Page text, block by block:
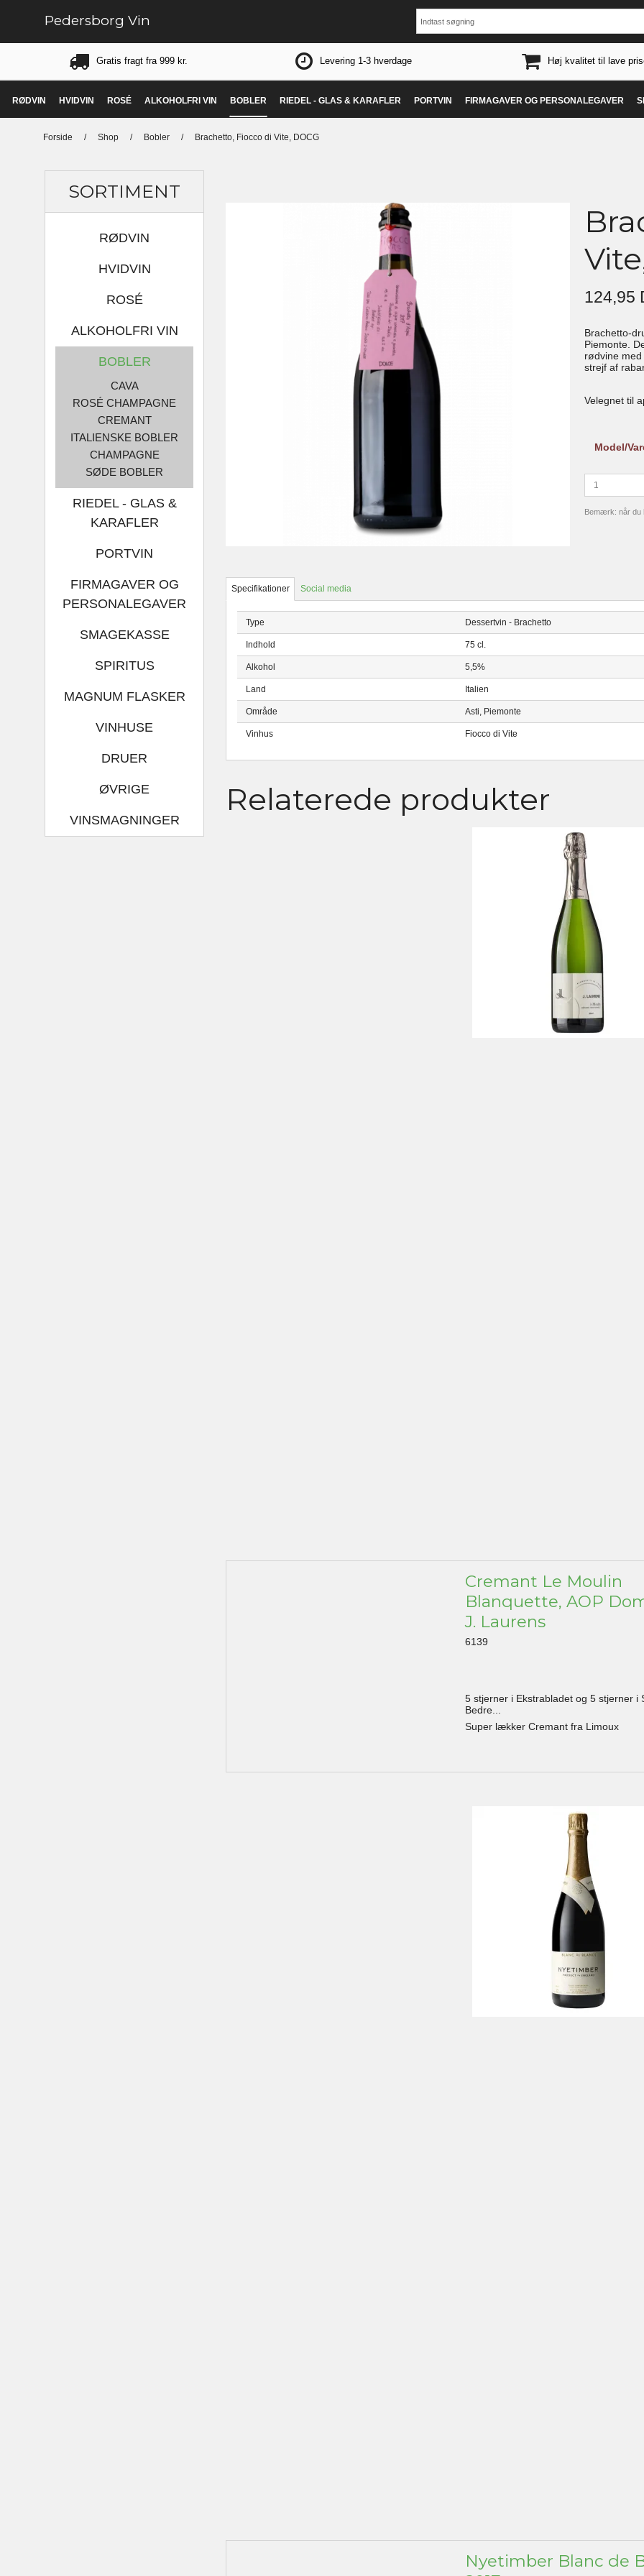
Pedersborg Vin
Gratis fragt fra 999 kr. Levering 1-3 hverdage Høj kvalitet til lave
RØDVIN HVIDVIN ROSÉ ALKOHOLFRI VIN BOBLER RIEDEL - GLAS & KARAFLER PORTVIN FIRMAGAVER OG PERSONALEGAVER
Forside / Shop / Bobler / Brachetto, Fiocco di Vite, DOCG
SORTIMENT
RØDVIN
HVIDVIN
ROSÉ
ALKOHOLFRI VIN
BOBLER
CAVA
ROSÉ CHAMPAGNE
CREMANT
ITALIENSKE BOBLER
CHAMPAGNE
SØDE BOBLER
RIEDEL - GLAS &
KARAFLER
PORTVIN
FIRMAGAVER OG
PERSONALEGAVER
SMAGEKASSE
SPIRITUS
MAGNUM FLASKER
VINHUSE
DRUER
ØVRIGE
VINSMAGNINGER
124,95
Brachetto-
Piemonte.
rødvine
strejf af
Velegnet til
Model/
Bemærk: når du
Specifikationer Social media
Type Dessertvin - Brachetto
Indhold 75 cl.
Alkohol 5,5%
Land Italien
Område Asti, Piemonte
Vinhus Fiocco di Vite
Relaterede produkter
Cremant Le Moulin
Blanquette, AOP
J. Laurens
6139
5 stjerner i Ekstrabladet og 5 stjerner i
Bedre...
Super lækker Cremant fra Limoux
Nyetimber Blanc de